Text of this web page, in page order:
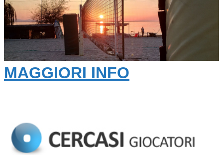
MAGGIORI INFO